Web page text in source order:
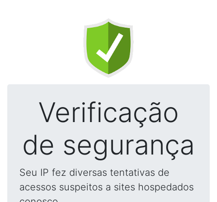
Verificação
de segurança
Seu IP fez diversas tentativas de
acessos suspeitos a sites hospedados